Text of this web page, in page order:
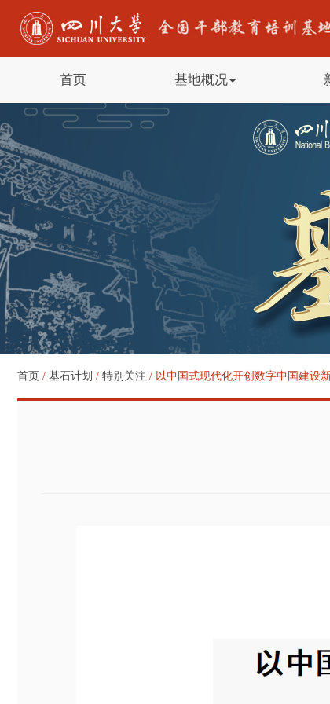
首页 基地概况
首页 / 基石计划 / 特别关注 / 以中国式现代化开创数字中国建设